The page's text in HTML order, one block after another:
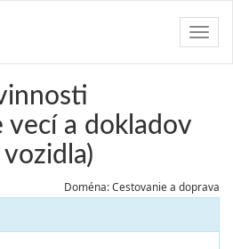
vecí a dokladov
Doména: Cestovanie a doprava